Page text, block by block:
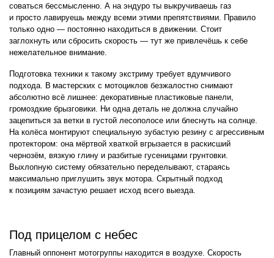
соваться бессмысленно. А на эндуро ты выкручиваешь газ
и просто лавируешь между всеми этими препятствиями. Правило
только одно — постоянно находиться в движении. Стоит
заглохнуть или сбросить скорость — тут же привлечёшь к себе
нежелательное внимание.
Подготовка техники к такому экстриму требует вдумчивого
подхода. В мастерских с мотоциклов безжалостно снимают
абсолютно всё лишнее: декоративные пластиковые панели,
громоздкие брызговики. Ни одна деталь не должна случайно
зацепиться за ветки в густой лесополосе или блеснуть на солнце.
На колёса монтируют специальную зубастую резину с агрессивным
протектором: она мёртвой хваткой вгрызается в раскисший
чернозём, вязкую глину и разбитые гусеницами грунтовки.
Выхлопную систему обязательно переделывают, стараясь
максимально приглушить звук мотора. Скрытный подход
к позициям зачастую решает исход всего выезда.
Под прицелом с небес
Главный оппонент мотогруппы находится в воздухе. Скорость